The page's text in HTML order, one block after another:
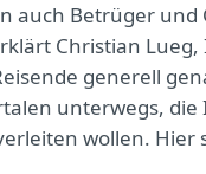
auch Betrüger
Christian Lueg,
generell
unterwegs,
wollen.